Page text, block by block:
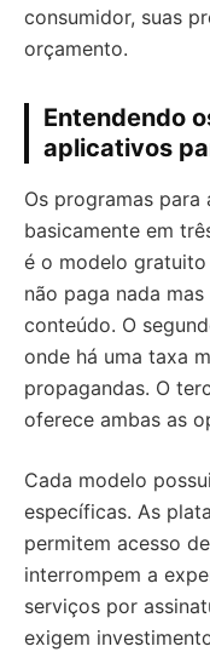
consumidor, suas
orçamento.
Entendendo
aplicativos
Os programas para
basicamente em
é o modelo
não paga nada
conteúdo. O
onde há uma taxa
propagandas. O
oferece ambas as
Cada modelo
específicas. As
permitem acesso
interrompem a
serviços por
exigem